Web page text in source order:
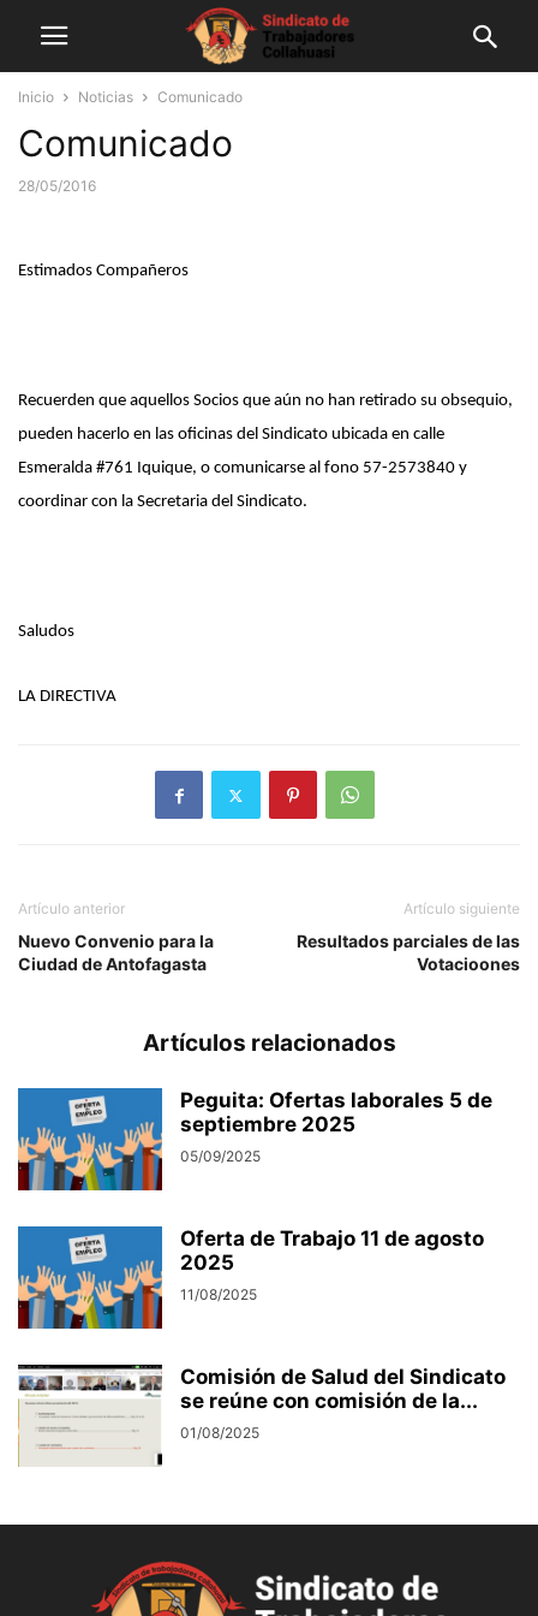
Inicio Noticias Comunicado
Comunicado
28/05/2016
Estimados Compañeros
Recuerden que aquellos Socios que aún no han retirado su obsequio,
pueden hacerlo en las oficinas del Sindicato ubicada en calle
Esmeralda #761 Iquique, o comunicarse al fono 57-2573840 y
coordinar con la Secretaria del Sindicato.
Saludos
LA DIRECTIVA
Artículo anterior
Nuevo Convenio para la
Ciudad de Antofagasta
Artículo siguiente
Resultados parciales de las
Votacioones
Artículos relacionados
Peguita: Ofertas laborales 5 de
septiembre 2025
05/09/2025
Oferta de Trabajo 11 de agosto
2025
11/08/2025
Comisión de Salud del Sindicato
se reúne con comisión de la...
01/08/2025